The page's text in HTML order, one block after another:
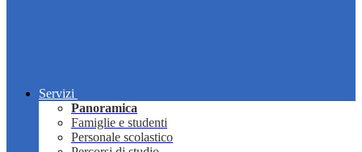
Servizi
Panoramica
Famiglie e studenti
Personale scolastico